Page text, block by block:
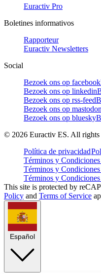
Euractiv Pro
Boletines informativos
Rapporteur
Euractiv Newsletters
Social
Bezoek ons op facebook
Bezoek ons op linkedin
Bezoek ons op rss-feed
Bezoek ons op mastodon
Bezoek ons op bluesky
© 2026 Euractiv ES. All rights
Política de privacidad
Términos y Condiciones
Términos y
Términos y
This site is protected by
Policy and Terms of Service
Español